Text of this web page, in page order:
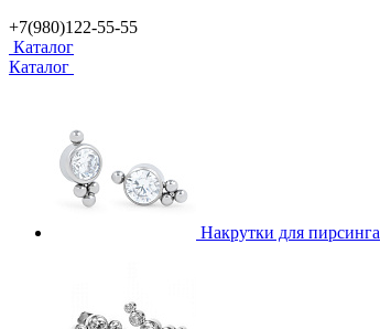
+7(980)122-55-55
Каталог
Каталог
Накрутки для пирсинга